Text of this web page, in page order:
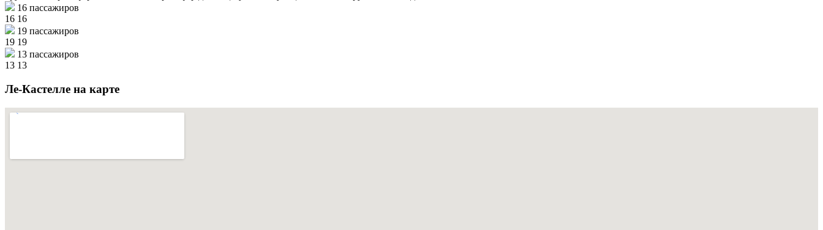
16 пассажиров
16 16
19 пассажиров
19 19
13 пассажиров
13 13
Ле-Кастелле на карте